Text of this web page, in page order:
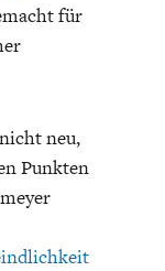
für
neu,
Punkten